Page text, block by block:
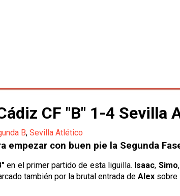
CF "B" 1-4 Sevilla
B, Sevilla Atlético
empezar con buen pie la Segunda
en el primer partido de esta liguilla. Isaac, Simo,
también por la brutal entrada de Alex sobre